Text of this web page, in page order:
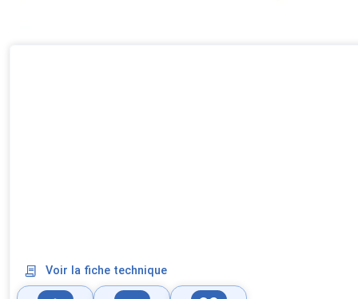
Voir la fiche technique